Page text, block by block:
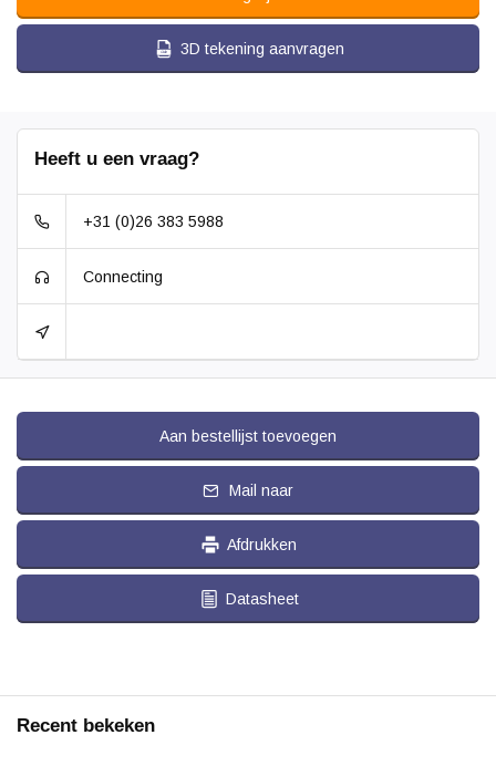
3D tekening aanvragen
Heeft u een vraag?
+31 (0)26 383 5988
Connecting
Aan bestellijst toevoegen
Mail naar
Afdrukken
Datasheet
Recent bekeken